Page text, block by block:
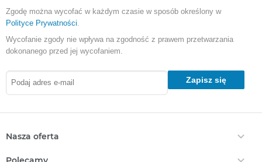
Zgodę można wycofać w każdym czasie w sposób określony w
Polityce Prywatności
Wycofanie zgody nie wpływa na zgodność z prawem przetwarzania
dokonanego przed jej wycofaniem.
Zapisz się
Nasza oferta